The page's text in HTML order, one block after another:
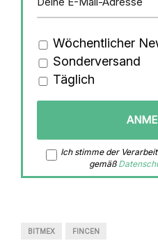
Wöchentlicher
Sonderversand
Täglich
Ich stimme der
gemäß
BITMEX FINCEN